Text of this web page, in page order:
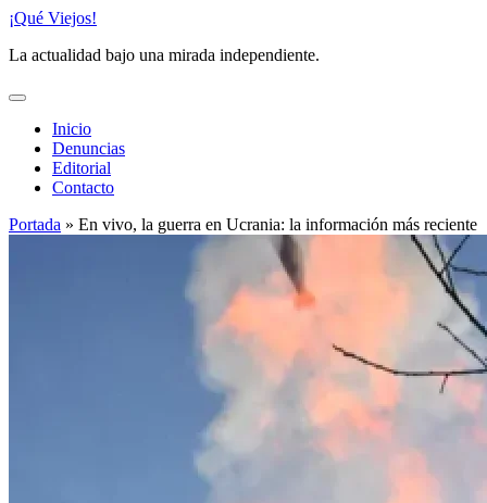
Saltar
contenido
¡Qué Viejos!
La actualidad bajo una mirada independiente.
Inicio
Denuncias
Editorial
Contacto
Portada » En vivo, la guerra en Ucrania: la información más reciente